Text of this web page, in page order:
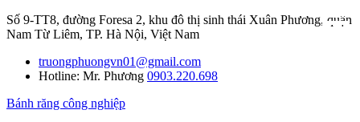
Số 9-TT8, đường Foresa 2, khu đô thị sinh thái Xuân Phương, quận
Nam Từ Liêm, TP. Hà Nội, Việt Nam
truongphuongvn01@gmail.com
Hotline: Mr. Phương 0903.220.698
Bánh răng công nghiệp